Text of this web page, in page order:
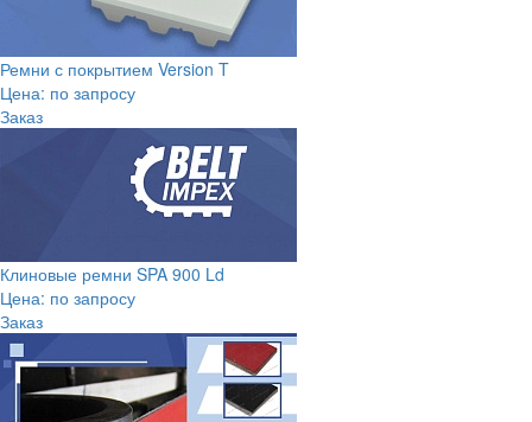
Ремни с покрытием Version T
Цена: по запросу
Заказ
Клиновые ремни SPA 900 Ld
Цена: по запросу
Заказ